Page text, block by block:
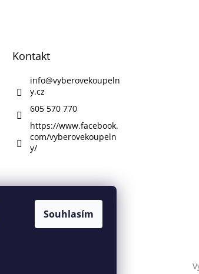
Souhlasím
Kontakt
info@vyberovekoupeln
y.cz
605 570 770
https://www.facebook.
com/vyberovekoupeln
y/